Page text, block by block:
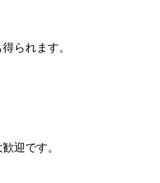
られます。
迎です。